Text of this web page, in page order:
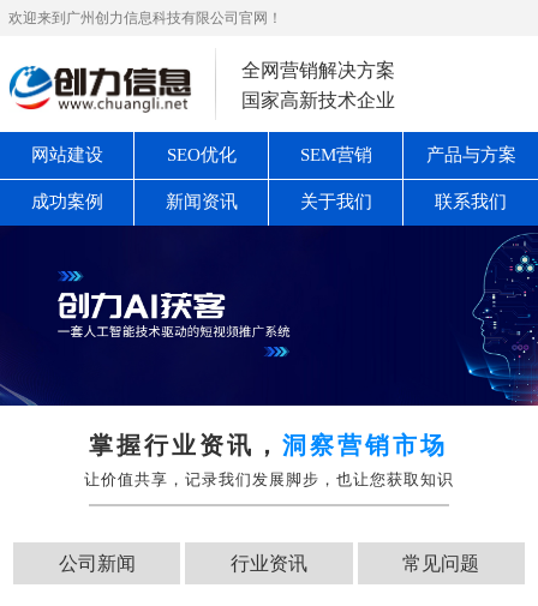
欢迎来到广州创力信息科技有限公司官网！
全网营销解决方案
国家高新技术企业
网站建设 SEO优化 SEM营销 产品与方案
成功案例 新闻资讯 关于我们 联系我们
掌握行业资讯，洞察营销市场
让价值共享，记录我们发展脚步，也让您获取知识
公司新闻 行业资讯 常见问题